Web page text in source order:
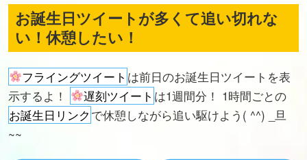
お誕生日ツイートが多くて追い切れな
い！休憩したい！
フライングツイート は前日のお誕生日ツイートを表
示するよ！
遅刻ツイート は1週間分！ 1時間ごとの
お誕生日リンク で休憩しながら追い駆けよう( ^^) _旦
~~